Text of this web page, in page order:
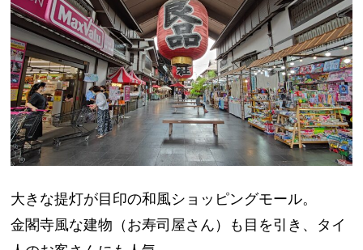
大きな提灯が目印の和風ショッピングモール。
金閣寺風な建物（お寿司屋さん）も目を引き、タイ